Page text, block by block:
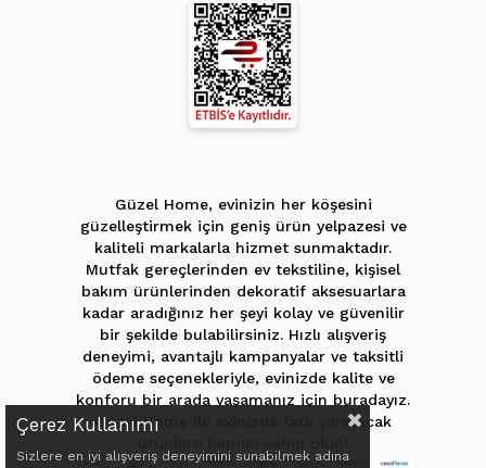
Güzel Home, evinizin her köşesini
güzelleştirmek için geniş ürün yelpazesi ve
kaliteli markalarla hizmet sunmaktadır.
Mutfak gereçlerinden ev tekstiline, kişisel
bakım ürünlerinden dekoratif aksesuarlara
kadar aradığınız her şeyi kolay ve güvenilir
bir şekilde bulabilirsiniz. Hızlı alışveriş
deneyimi, avantajlı kampanyalar ve taksitli
ödeme seçenekleriyle, evinizde kalite ve
konforu bir arada yaşamanız için buradayız.
Güzel Home ile evinizde fark yaratacak
Çerez Kullanımı
Sizlere en iyi alışveriş deneyimini sunabilmek adına